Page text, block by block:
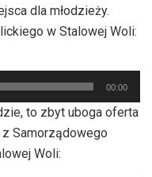
dla młodzieży.
w Stalowej Woli:
00:00
to zbyt uboga oferta
Samorządowego
Woli: